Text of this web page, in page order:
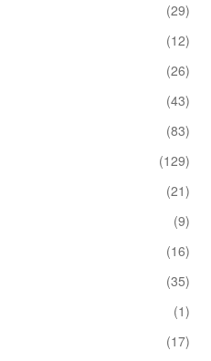
(29)
(12)
(26)
(43)
(83)
(129)
(21)
(9)
(16)
(35)
(1)
(17)